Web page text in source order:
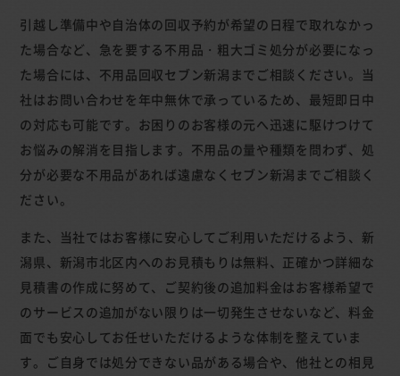
引越し準備中や自治体の回収予約が希望の日程で取れなかっ
た場合など、急を要する不用品・粗大ゴミ処分が必要になっ
た場合には、不用品回収セブン新潟までご相談ください。当
社はお問い合わせを年中無休で承っているため、最短即日中
の対応も可能です。お困りのお客様の元へ迅速に駆けつけて
お悩みの解消を目指します。不用品の量や種類を問わず、処
分が必要な不用品があれば遠慮なくセブン新潟までご相談く
ださい。
また、当社ではお客様に安心してご利用いただけるよう、新
潟県、新潟市北区内へのお見積もりは無料、正確かつ詳細な
見積書の作成に努めて、ご契約後の追加料金はお客様希望で
のサービスの追加がない限りは一切発生させないなど、料金
面でも安心してお任せいただけるような体制を整えていま
す。ご自身では処分できない品がある場合や、他社との相見